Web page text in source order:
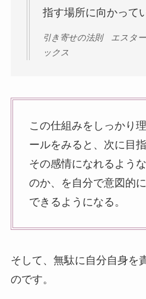
指す場所に向かって
引き寄せの法則 エスタ
ックス
この仕組みをしっかり
ールをみると、次に目
その感情になれるよう
のか、を自分で意図的
できるようになる。
そして、無駄に自分自身を
のです。